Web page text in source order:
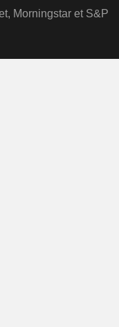
Morningstar et S&P